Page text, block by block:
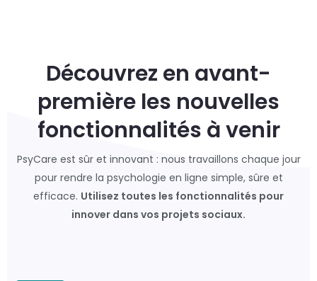
Découvrez en avant-
première les nouvelles
fonctionnalités à venir
PsyCare est sûr et innovant : nous travaillons chaque jour
pour rendre la psychologie en ligne simple, sûre et
efficace. Utilisez toutes les fonctionnalités pour
innover dans vos projets sociaux.